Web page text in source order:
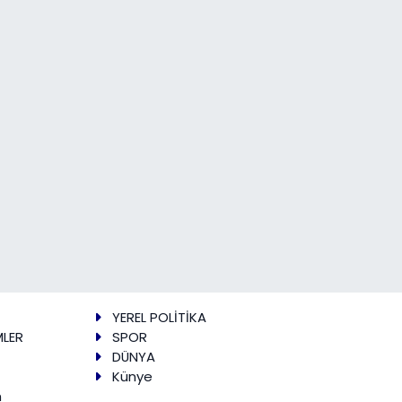
YEREL POLİTİKA
SPOR
DÜNYA
Künye